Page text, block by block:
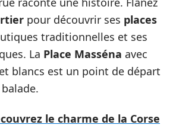
pour découvrir ses places
traditionnelles et ses
La Place Masséna avec
blancs est un point de départ
le charme de la Corse